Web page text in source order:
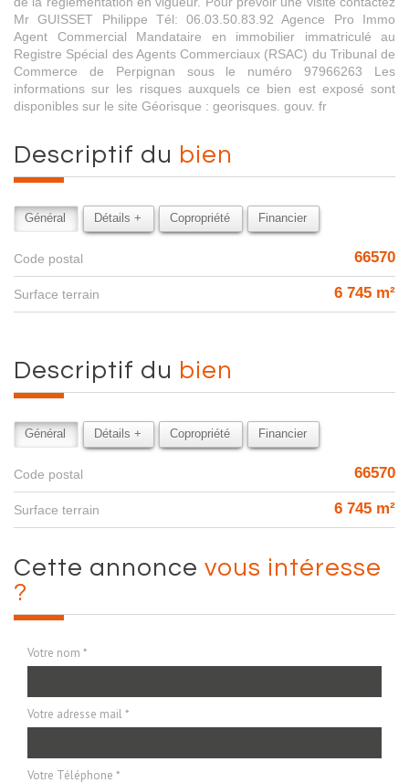
Mr GUISSET Philippe Tél: 06.03.50.83.92 Agence Pro Immo
Agent Commercial Mandataire en immobilier immatriculé au
Registre Spécial des Agents Commerciaux (RSAC) du Tribunal de
Commerce de Perpignan sous le numéro 97966263 Les
informations sur les risques auxquels ce bien est exposé sont
disponibles sur le site Géorisque : georisques. gouv. fr
descriptif du bien
Général Détails + Copropriété Financier
Code postal 66570
surface terrain 6 745 m²
descriptif du bien
Général Détails + Copropriété Financier
Code postal 66570
surface terrain 6 745 m²
cette annonce vous intéresse
?
Votre nom *
Votre adresse mail *
Votre Téléphone *